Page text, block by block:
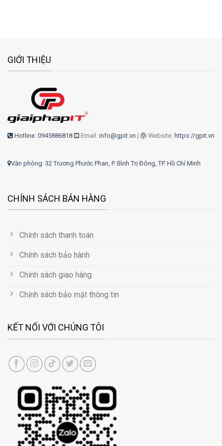
GIỚI THIỆU
Hotline: 0945886818 Email: info@gpit.vn | Website: https://gpit.vn
Văn phòng: 32 Trương Phước Phan, P. Bình Trị Đông, TP. Hồ Chí Minh
CHÍNH SÁCH BÁN HÀNG
Chính sách thanh toán
Chính sách bảo hành
Chính sách giao hàng
Chính sách bảo mật thông tin
KẾT NỐI VỚI CHÚNG TÔI